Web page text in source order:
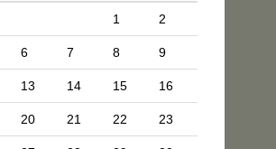
1 2
6 7 8 9
13 14 15 16
20 21 22 23